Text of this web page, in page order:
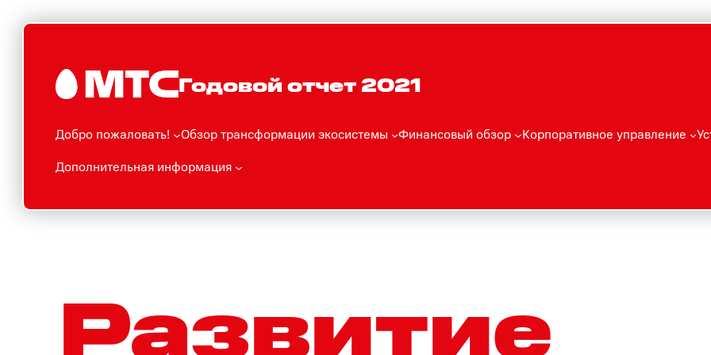
Годовой отчет 2021
Добро пожаловать! Обзор трансформации экосистемы Финансовый обзор Корпоративное управление
Дополнительная информация
Развитие